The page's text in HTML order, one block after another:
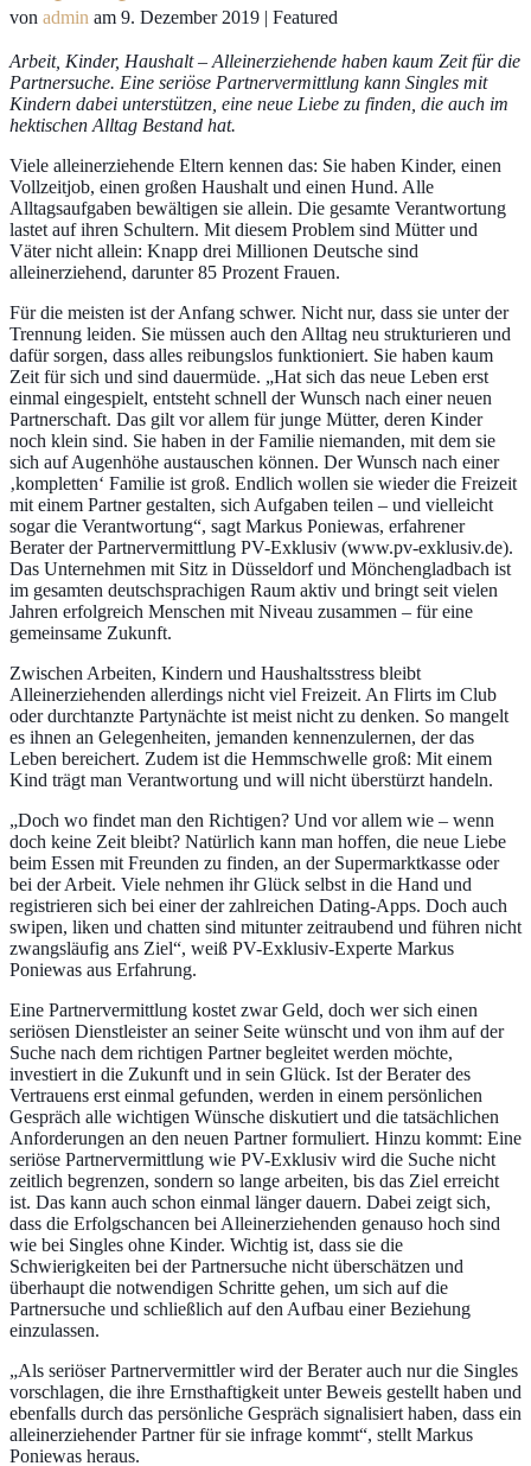
von admin am 9. Dezember 2019 | Featured
Arbeit, Kinder, Haushalt – Alleinerziehende haben kaum Zeit für die
Partnersuche. Eine seriöse Partnervermittlung kann Singles mit
Kindern dabei unterstützen, eine neue Liebe zu finden, die auch im
hektischen Alltag Bestand hat.
Viele alleinerziehende Eltern kennen das: Sie haben Kinder, einen
Vollzeitjob, einen großen Haushalt und einen Hund. Alle
Alltagsaufgaben bewältigen sie allein. Die gesamte Verantwortung
lastet auf ihren Schultern. Mit diesem Problem sind Mütter und
Väter nicht allein: Knapp drei Millionen Deutsche sind
alleinerziehend, darunter 85 Prozent Frauen.
Für die meisten ist der Anfang schwer. Nicht nur, dass sie unter der
Trennung leiden. Sie müssen auch den Alltag neu strukturieren und
dafür sorgen, dass alles reibungslos funktioniert. Sie haben kaum
Zeit für sich und sind dauermüde. „Hat sich das neue Leben erst
einmal eingespielt, entsteht schnell der Wunsch nach einer neuen
Partnerschaft. Das gilt vor allem für junge Mütter, deren Kinder
noch klein sind. Sie haben in der Familie niemanden, mit dem sie
sich auf Augenhöhe austauschen können. Der Wunsch nach einer
‚kompletten‘ Familie ist groß. Endlich wollen sie wieder die Freizeit
mit einem Partner gestalten, sich Aufgaben teilen – und vielleicht
sogar die Verantwortung“, sagt Markus Poniewas, erfahrener
Berater der Partnervermittlung PV-Exklusiv (www.pv-exklusiv.de).
Das Unternehmen mit Sitz in Düsseldorf und Mönchengladbach ist
im gesamten deutschsprachigen Raum aktiv und bringt seit vielen
Jahren erfolgreich Menschen mit Niveau zusammen – für eine
gemeinsame Zukunft.
Zwischen Arbeiten, Kindern und Haushaltsstress bleibt
Alleinerziehenden allerdings nicht viel Freizeit. An Flirts im Club
oder durchtanzte Partynächte ist meist nicht zu denken. So mangelt
es ihnen an Gelegenheiten, jemanden kennenzulernen, der das
Leben bereichert. Zudem ist die Hemmschwelle groß: Mit einem
Kind trägt man Verantwortung und will nicht überstürzt handeln.
„Doch wo findet man den Richtigen? Und vor allem wie – wenn
doch keine Zeit bleibt? Natürlich kann man hoffen, die neue Liebe
beim Essen mit Freunden zu finden, an der Supermarktkasse oder
bei der Arbeit. Viele nehmen ihr Glück selbst in die Hand und
registrieren sich bei einer der zahlreichen Dating-Apps. Doch auch
swipen, liken und chatten sind mitunter zeitraubend und führen nicht
zwangsläufig ans Ziel“, weiß PV-Exklusiv-Experte Markus
Poniewas aus Erfahrung.
Eine Partnervermittlung kostet zwar Geld, doch wer sich einen
seriösen Dienstleister an seiner Seite wünscht und von ihm auf der
Suche nach dem richtigen Partner begleitet werden möchte,
investiert in die Zukunft und in sein Glück. Ist der Berater des
Vertrauens erst einmal gefunden, werden in einem persönlichen
Gespräch alle wichtigen Wünsche diskutiert und die tatsächlichen
Anforderungen an den neuen Partner formuliert. Hinzu kommt: Eine
seriöse Partnervermittlung wie PV-Exklusiv wird die Suche nicht
zeitlich begrenzen, sondern so lange arbeiten, bis das Ziel erreicht
ist. Das kann auch schon einmal länger dauern. Dabei zeigt sich,
dass die Erfolgschancen bei Alleinerziehenden genauso hoch sind
wie bei Singles ohne Kinder. Wichtig ist, dass sie die
Schwierigkeiten bei der Partnersuche nicht überschätzen und
überhaupt die notwendigen Schritte gehen, um sich auf die
Partnersuche und schließlich auf den Aufbau einer Beziehung
einzulassen.
„Als seriöser Partnervermittler wird der Berater auch nur die Singles
vorschlagen, die ihre Ernsthaftigkeit unter Beweis gestellt haben und
ebenfalls durch das persönliche Gespräch signalisiert haben, dass ein
alleinerziehender Partner für sie infrage kommt“, stellt Markus
Poniewas heraus.